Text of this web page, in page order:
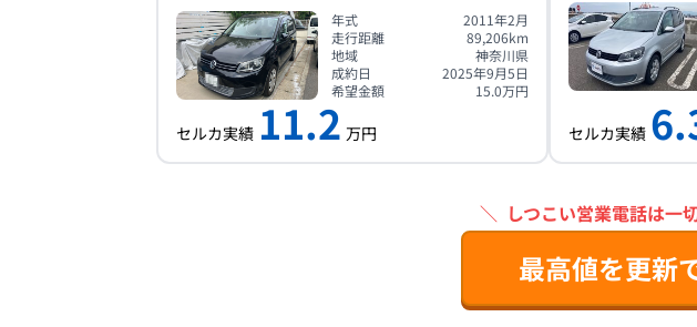
年式
2011年2月
走行距離
89,206km
地域
神奈川県
成約日
2025年9月5日
希望金額
15.0万円
セルカ実績 11.2 万円 セルカ実績
＼ しつこい営業電話は一
最高値を更新